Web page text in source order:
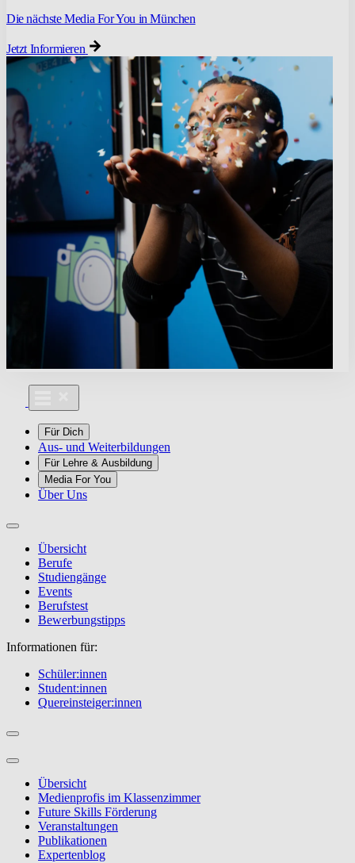
Die nächste Media For You in München
Jetzt Informieren
Für Dich
Aus- und Weiterbildungen
Für Lehre & Ausbildung
Media For You
Über Uns
Übersicht
Berufe
Studiengänge
Events
Berufstest
Bewerbungstipps
Informationen für:
Schüler:innen
Student:innen
Quereinsteiger:innen
Übersicht
Medienprofis im Klassenzimmer
Future Skills Förderung
Veranstaltungen
Publikationen
Expertenblog